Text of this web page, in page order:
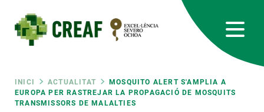
contingut
Fil
INICI ACTUALITAT
MOSQUITO ALERT S'AMPLIA A
EUROPA PER RASTREJAR LA PROPAGACIÓ DE MOSQUITS
TRANSMISSORS DE MALALTIES
RRSS